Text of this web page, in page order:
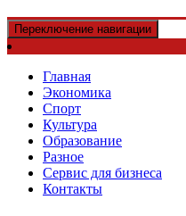
Переключение навигации
Главная
Экономика
Спорт
Культура
Образование
Разное
Сервис для бизнеса
Контакты